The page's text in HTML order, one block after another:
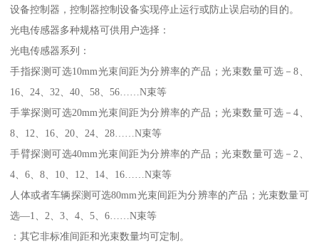
设备控制器，控制器控制设备实现停止运行或防止误启动的目的。
光电传感器多种规格可供用户选择：
光电传感器系列：
手指探测可选10mm光束间距为分辨率的产品；光束数量可选－8、
16、24、32、40、58、56……N束等
手掌探测可选20mm光束间距为分辨率的产品；光束数量可选－4、
8、12、16、20、24、28……N束等
手臂探测可选40mm光束间距为分辨率的产品；光束数量可选－2、
4、6、8、10、12、14、16……N束等
人体或者车辆探测可选80mm光束间距为分辨率的产品；光束数量可
选—1、2、3、4、5、6……N束等
：其它非标准间距和光束数量均可定制。